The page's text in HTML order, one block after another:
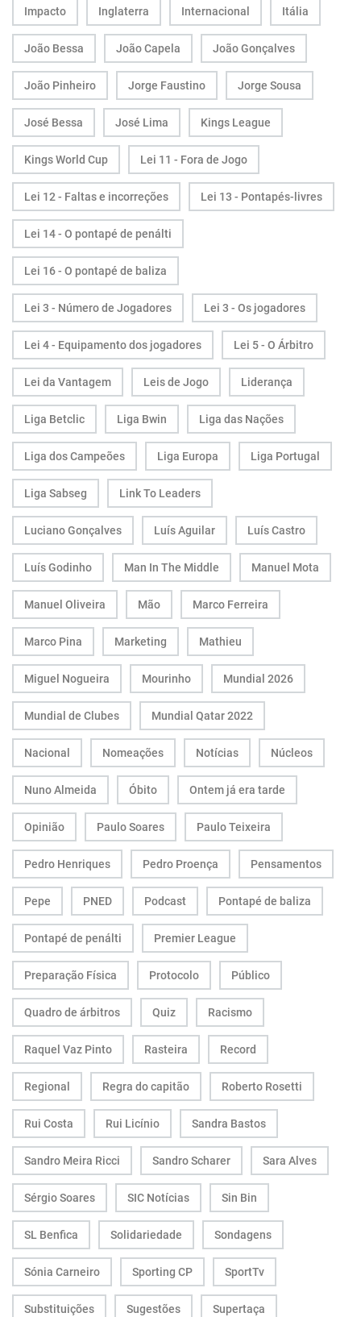
Impacto Inglaterra Internacional Itália
João Bessa João Capela João Gonçalves
João Pinheiro Jorge Faustino Jorge Sousa
José Bessa José Lima Kings League
Kings World Cup Lei 11 - Fora de Jogo
Lei 12 - Faltas e incorreções Lei 13 - Pontapés-livres
Lei 14 - O pontapé de penálti
Lei 16 - O pontapé de baliza
Lei 3 - Número de Jogadores Lei 3 - Os jogadores
Lei 4 - Equipamento dos jogadores Lei 5 - O Árbitro
Lei da Vantagem Leis de Jogo Liderança
Liga Betclic Liga Bwin Liga das Nações
Liga dos Campeões Liga Europa Liga Portugal
Liga Sabseg Link To Leaders
Luciano Gonçalves Luís Aguilar Luís Castro
Luís Godinho Man In The Middle Manuel Mota
Manuel Oliveira Mão Marco Ferreira
Marco Pina Marketing Mathieu
Miguel Nogueira Mourinho Mundial 2026
Mundial de Clubes Mundial Qatar 2022
Nacional Nomeações Notícias Núcleos
Nuno Almeida Óbito Ontem já era tarde
Opinião Paulo Soares Paulo Teixeira
Pedro Henriques Pedro Proença Pensamentos
Pepe PNED Podcast Pontapé de baliza
Pontapé de penálti Premier League
Preparação Física Protocolo Público
Quadro de árbitros Quiz Racismo
Raquel Vaz Pinto Rasteira Record
Regional Regra do capitão Roberto Rosetti
Rui Costa Rui Licínio Sandra Bastos
Sandro Meira Ricci Sandro Scharer Sara Alves
Sérgio Soares SIC Notícias Sin Bin
SL Benfica Solidariedade Sondagens
Sónia Carneiro Sporting CP SportTv
Substituições Sugestões Supertaça